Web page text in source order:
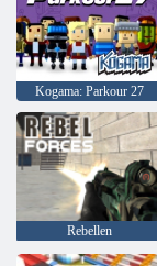
Kogama: Parkour 27
Rebellen